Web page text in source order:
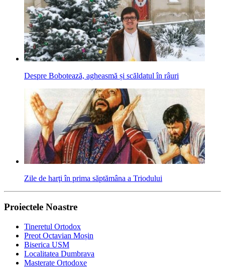
Despre Bobotează, agheasmă și scăldatul în râuri
Zile de harţi în prima săptămâna a Triodului
Proiectele Noastre
Tineretul Ortodox
Preot Octavian Moșin
Biserica USM
Localitatea Dumbrava
Masterate Ortodoxe